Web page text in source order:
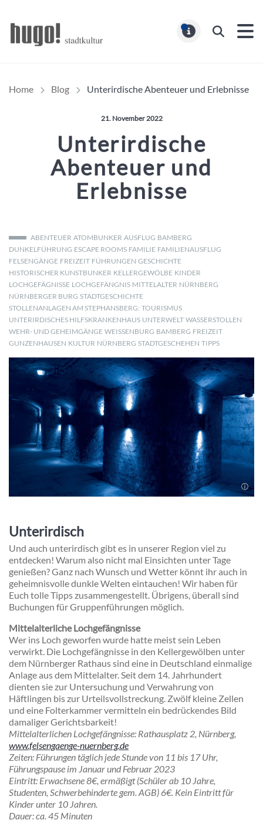
Suchen
Home Blog Unterirdische Abenteuer und Erlebnisse
Veröffentlicht am:
21. November 2022
Unterirdische
Abenteuer und
Erlebnisse
ABENTEUER ATOMBUNKER AUSFLUG BAMBERG
DUNKELFÜHRUNG ESCAPE ROOMS FAMILIE FAMILIENAUSFLUG
FELSENGÄNGE FREIZEIT FÜHRUNGEN GESCHICHTE
HISTORISCHER KUNSTBUNKER KELLERGEWÖLBE KINDER
LOCHGEFÄGNISSE LOCHGEFÄNGNIS MITTELALTER NÜRNBERG
NÜRNBERGER BURG STADTGESCHICHTE
STOLLENANLAGEN AM STEPHANSBERG: TOURISMUS
UNTERIRDISCHES HILFSKRANKENHAUS UNTERWELT WASSERSTOLLEN
WEHR- UND GEHEIMGÄNGE WEISSENBURG BAMBERG FREIZEIT
GUNZENHAUSEN KULTUR NÜRNBERG STADTGESCHEHEN TIPPS
Unterirdisch
Und auch unterirdisch gibt es in unserer Region viel zu
entdecken! Warum also nicht mal Einsichten unter Tage
genießen? Ganz nach Wunsch und Wetter könnt ihr auch in
geheimnisvolle dunkle Welten eintauchen! Wir haben für
Euch tolle Tipps zusammengestellt. Übrigens, überall sind
Buchungen für Gruppenführungen möglich.
Mittelalterliche Lochgefängnisse
Wer ins Loch geworfen wurde hatte meist sein Leben
verwirkt. Die Lochgefängnisse in den Kellergewölben unter
dem Nürnberger Rathaus sind eine in Deutschland einmalige
Anlage aus dem Mittelalter. Seit dem 14. Jahrhundert
dienten sie zur Untersuchung und Verwahrung von
Häftlingen bis zur Urteilsvollstreckung. Zwölf kleine Zellen
und eine Folterkammer vermitteln ein bedrückendes Bild
damaliger Gerichtsbarkeit!
Mittelalterlichen Lochgefängnisse: Rathausplatz 2, Nürnberg,
www.felsengaenge-nuernberg.de
Zeiten: Führungen täglich jede Stunde von 11 bis 17 Uhr,
Führungspause im Januar und Februar 2023
Eintritt: Erwachsene 8€, ermäßigt (Schüler ab 10 Jahre,
Studenten, Schwerbehinderte gem. AGB) 6€. Kein Eintritt für
Kinderunter 10 Jahren.
Dauer: ca. 45 Minuten